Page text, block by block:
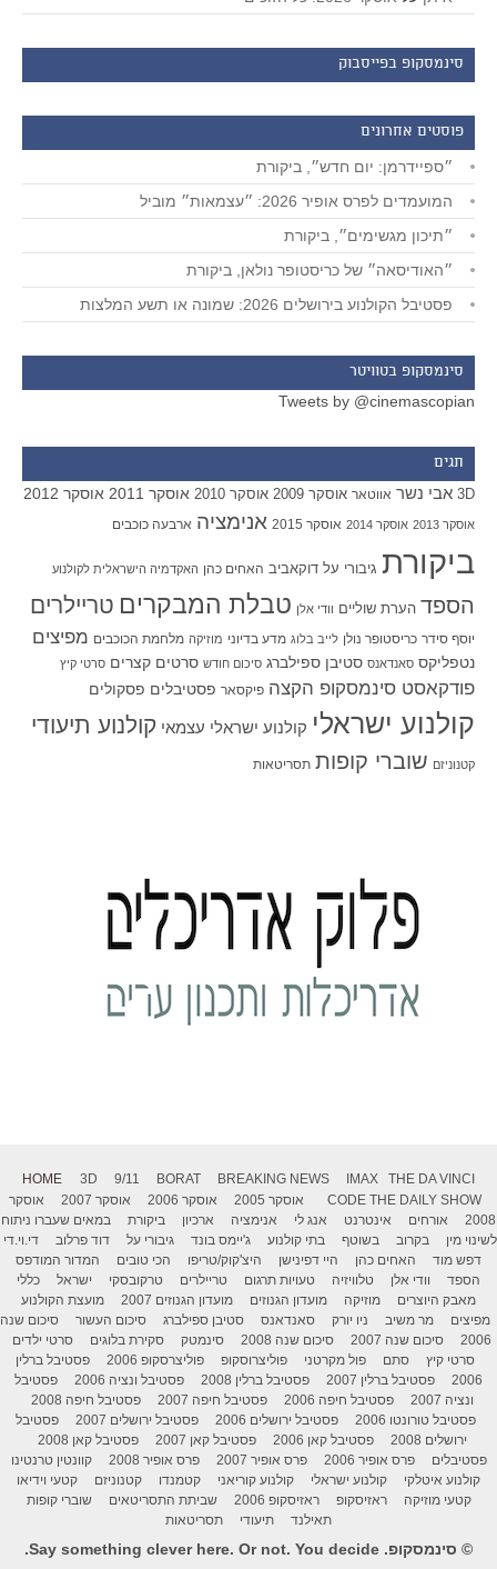
סינמסקופ בפייסבוק
פוסטים אחרונים
״ספיידרמן: יום חדש״, ביקורת
המועמדים לפרס אופיר 2026: ״עצמאות״ מוביל
״תיכון מגשימים״, ביקורת
״האודיסאה״ של כריסטופר נולאן, ביקורת
פסטיבל הקולנוע בירושלים 2026: שמונה או תשע המלצות
סינמסקופ בטוויטר
Tweets by @cinemascopian
תגים
3D אבי נשר אווטאר אוסקר 2009 אוסקר 2010 אוסקר 2011 אוסקר 2012
אוסקר 2013 אוסקר 2014 אוסקר 2015 אנימציה ארבעה כוכבים
ביקורת גיבורי על דוקאביב האחים כהן האקדמיה הישראלית לקולנוע
הספד הערת שוליים וודי אלן טבלת המבקרים טריילרים
יוסף סידר כריסטופר נולן לייב בלוג מדע בדיוני מוזיקה מלחמת הכוכבים מפיצים
נטפליקס סאנדאנס סטיבן ספילברג סיכום חודש סרטים קצרים סרטי קיץ
פודקאסט סינמסקופ הקצה פיקסאר פסטיבלים פסקולים
קולנוע ישראלי קולנוע ישראלי עצמאי קולנוע תיעודי
קטנוניזם שוברי קופות תסריטאות
HOME 3D 9/11 BORAT BREAKING NEWS IMAX
THE DA VINCI
CODE THE DAILY SHOW אוסקר 2005 אוסקר 2006 אוסקר 2007
אוסקר
2008
אורחים אינטרנט אנג לי אנימציה ארכיון ביקורת
במאים שעברו ניתוח
לשינוי מין
בקרוב בשוטף בתי קולנוע ג'יימס בונד גיבורי על דוד פרלוב
די.וי.די
דפש מוד
האחים כהן היי דפינישן היצ'קוק/טריפו הכי טובים
המדור המודפס
הספד
וודי אלן טלוויזיה טעויות תרגום טריילרים טרקובסקי ישראל
כללי
מאבק היוצרים
מוזיקה מועדון הגנוזים מועדון הגנוזים 2007
מועצת הקולנוע
מפיצים
מר משיב ניו יורק סאנדאנס סטיבן ספילברג סיכום העשור
סיכום שנה
2006
סיכום שנה 2007 סיכום שנה 2008 סינמטק סקירת בלוגים
סרטי ילדים
סרטי קיץ
סתם פול מקרטני פוליצרוסקופ פוליצרסקופ 2006
פסטיבל ברלין
2006
פסטיבל ברלין 2007 פסטיבל ברלין 2008 פסטיבל ונציה 2006
פסטיבל
ונציה 2007
פסטיבל חיפה 2006 פסטיבל חיפה 2007
פסטיבל חיפה 2008
פסטיבל טורונטו 2006
פסטיבל ירושלים 2006 פסטיבל ירושלים 2007
פסטיבל
ירושלים 2008
פסטיבל קאן 2006 פסטיבל קאן 2007
פסטיבל קאן 2008
פסטיבלים
פרס אופיר 2006 פרס אופיר 2007 פרס אופיר 2008
קוונטין טרנטינו
קולנוע איטלקי
קולנוע ישראלי קולנוע קוריאני קטמנדו קטנוניזם
קטעי וידיאו
קטעי מוזיקה
ראזיסקופ ראזיסקופ 2006 שביתת התסריטאים
שוברי קופות
תאילנד
תיעודי תסריטאות
© סינמסקופ. Say something clever here. Or not. You decide.